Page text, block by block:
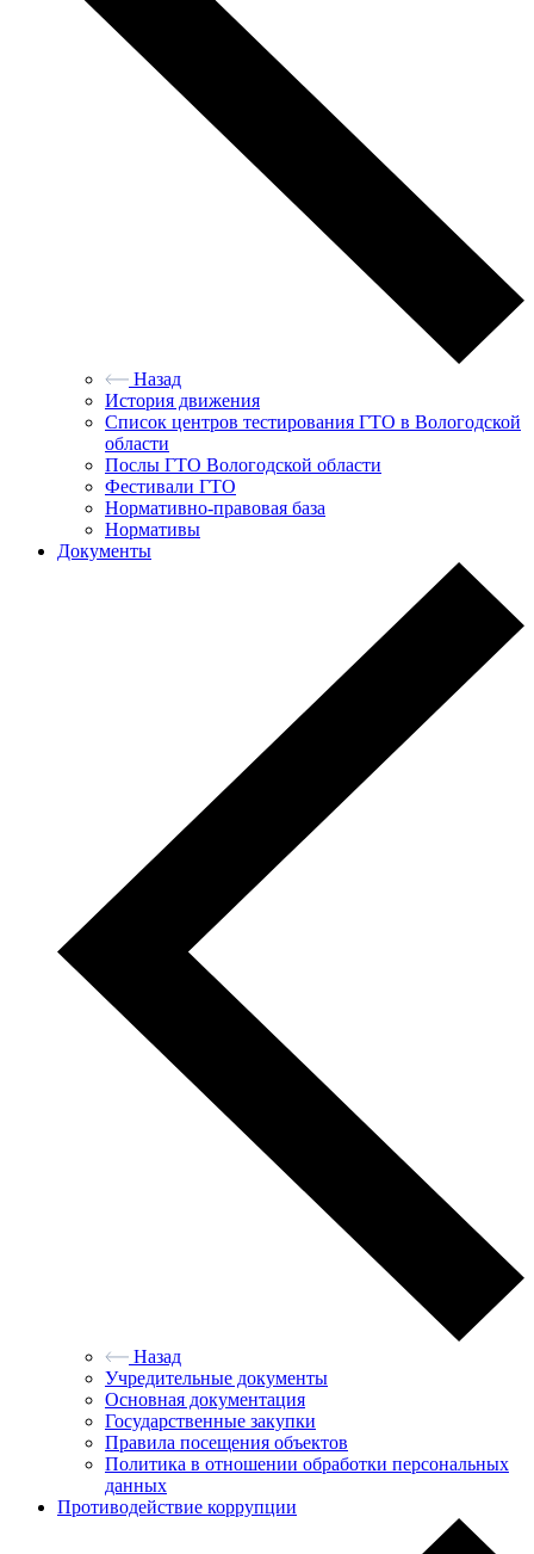
Назад
История движения
Список центров тестирования ГТО в Вологодской
области
Послы ГТО Вологодской области
Фестивали ГТО
Нормативно-правовая база
Нормативы
Документы
Назад
Учредительные документы
Основная документация
Государственные закупки
Правила посещения объектов
Политика в отношении обработки персональных
данных
Противодействие коррупции